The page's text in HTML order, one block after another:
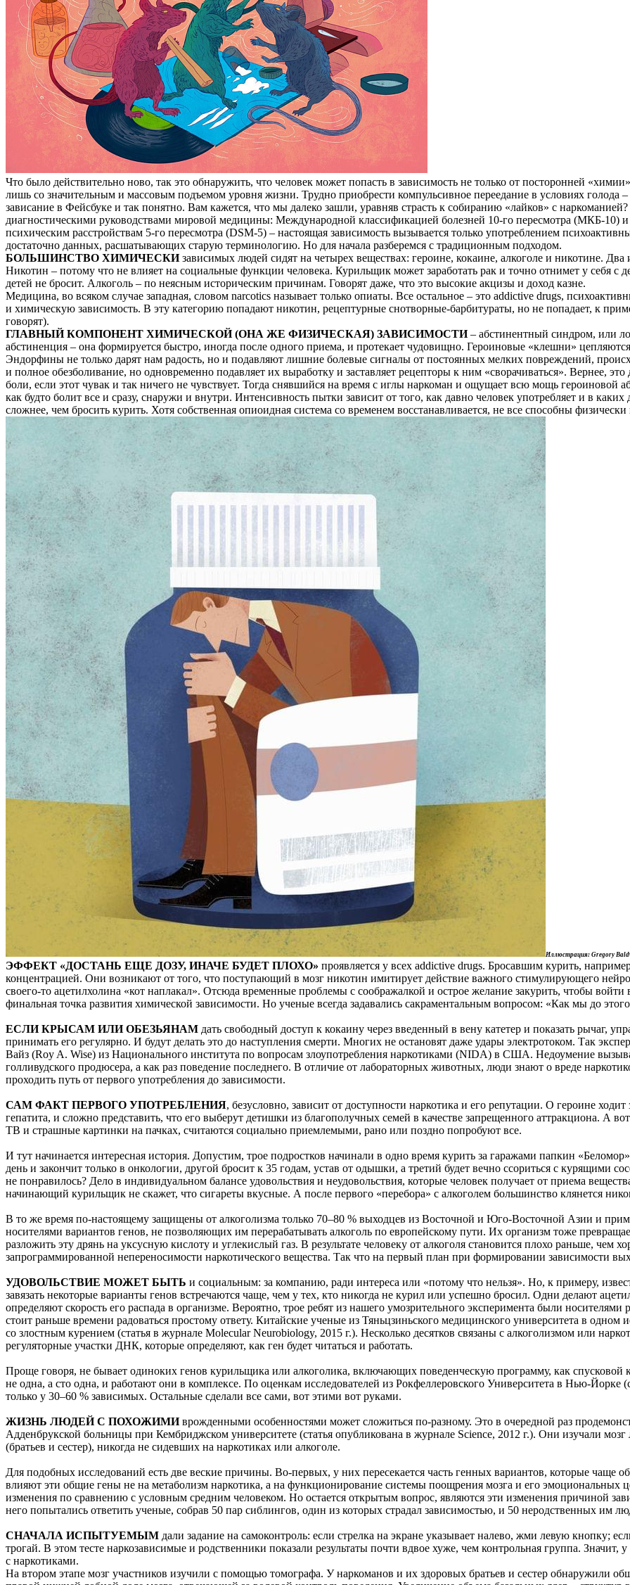
Что было действительно ново, так это обнаружить, что человек может попасть в зависимость не только от посторонней
лишь со значительным и массовым подъемом уровня жизни. Трудно приобрести компульсивное переедание в условиях
зависание в Фейсбуке и так понятно. Вам кажется, что мы далеко зашли, уравняв страсть к собиранию «лайков» с
диагностическими руководствами мировой медицины: Международной классификацией болезней 10-го пересмотра (МКБ-10)
психическим расстройствам 5-го пересмотра (DSM-5) – настоящая зависимость вызывается только употреблением
достаточно данных, расшатывающих старую терминологию. Но для начала разберемся с традиционным подходом.
БОЛЬШИНСТВО ХИМИЧЕСКИзависимых людей сидят на четырех веществах: героине, кокаине, алкоголе и никотине. Два
Никотин – потому что не влияет на социальные функции человека. Курильщик может заработать рак и точно отнимет у себя с
детей не бросит. Алкоголь – по неясным историческим причинам. Говорят даже, что это высокие акцизы и доход казне.
Медицина, во всяком случае западная, словом narcotics называет только опиаты. Все остальное – это addictive drugs,
и химическую зависимость. В эту категорию попадают никотин, рецептурные снотворные-барбитураты, но не попадает, к
говорят).
ГЛАВНЫЙ КОМПОНЕНТ ХИМИЧЕСКОЙ (ОНА ЖЕ ФИЗИЧЕСКАЯ) ЗАВИСИМОСТИ– абстинентный синдром, или
абстиненция – она формируется быстро, иногда после одного приема, и протекает чудовищно. Героиновые «клешни»
Эндорфины не только дарят нам радость, но и подавляют лишние болевые сигналы от постоянных мелких повреждений,
и полное обезболивание, но одновременно подавляет их выработку и заставляет рецепторы к ним «сворачиваться». Вернее,
боли, если этот чувак и так ничего не чувствует. Тогда снявшийся на время с иглы наркоман и ощущает всю мощь
как будто болит все и сразу, снаружи и внутри. Интенсивность пытки зависит от того, как давно человек употребляет и в
сложнее, чем бросить курить. Хотя собственная опиоидная система со временем восстанавливается, не все способны
Иллюстрация: Gregory
ЭФФЕКТ «ДОСТАНЬ ЕЩЕ ДОЗУ, ИНАЧЕ БУДЕТ ПЛОХО» проявляется у всех addictive drugs. Бросавшим курить,
концентрацией. Они возникают от того, что поступающий в мозг никотин имитирует действие важного стимулирующего
своего-то ацетилхолина «кот наплакал». Отсюда временные проблемы с соображалкой и острое желание закурить, чтобы
финальная точка развития химической зависимости. Но ученые всегда задавались сакраментальным вопросом: «Как мы до
ЕСЛИ КРЫСАМ ИЛИ ОБЕЗЬЯНАМ дать свободный доступ к кокаину через введенный в вену катетер и показать рычаг,
принимать его регулярно. И будут делать это до наступления смерти. Многих не остановят даже удары электротоком. Так
Вайз (Roy A. Wise) из Национального института по вопросам злоупотребления наркотиками (NIDA) в США. Недоумение
голливудского продюсера, а как раз поведение последнего. В отличие от лабораторных животных, люди знают о вреде
проходить путь от первого употребления до зависимости.
САМ ФАКТ ПЕРВОГО УПОТРЕБЛЕНИЯ, безусловно, зависит от доступности наркотика и его репутации. О героине
гепатита, и сложно представить, что его выберут детишки из благополучных семей в качестве запрещенного аттракциона. А
ТВ и страшные картинки на пачках, считаются социально приемлемыми, рано или поздно попробуют все.
И тут начинается интересная история. Допустим, трое подростков начинали в одно время курить за гаражами папкин
день и закончит только в онкологии, другой бросит к 35 годам, устав от одышки, а третий будет вечно ссориться с курящими
не понравилось? Дело в индивидуальном балансе удовольствия и неудовольствия, которые человек получает от приема
начинающий курильщик не скажет, что сигареты вкусные. А после первого «перебора» с алкоголем большинство клянется
В то же время по-настоящему защищены от алкоголизма только 70–80 % выходцев из Восточной и Юго-Восточной Азии и
носителями вариантов генов, не позволяющих им перерабатывать алкоголь по европейскому пути. Их организм тоже
разложить эту дрянь на уксусную кислоту и углекислый газ. В результате человеку от алкоголя становится плохо раньше, чем
запрограммированной непереносимости наркотического вещества. Так что на первый план при формировании зависимости
УДОВОЛЬСТВИЕ МОЖЕТ БЫТЬ и социальным: за компанию, ради интереса или «потому что нельзя». Но, к примеру,
завязать некоторые варианты генов встречаются чаще, чем у тех, кто никогда не курил или успешно бросил. Одни делают
определяют скорость его распада в организме. Вероятно, трое ребят из нашего умозрительного эксперимента были
стоит раньше времени радоваться простому ответу. Китайские ученые из Тяньцзиньского медицинского университета в
со злостным курением (статья в журнале Molecular Neurobiology, 2015 г.). Несколько десятков связаны с алкоголизмом или
регуляторные участки ДНК, которые определяют, как ген будет читаться и работать.
Проще говоря, не бывает одиноких генов курильщика или алкоголика, включающих поведенческую программу, как спусковой
не одна, а сто одна, и работают они в комплексе. По оценкам исследователей из Рокфеллеровского Университета в Нью-Йорке
только у 30–60 % зависимых. Остальные сделали все сами, вот этими вот руками.
ЖИЗНЬ ЛЮДЕЙ С ПОХОЖИМИврожденными особенностями может сложиться по-разному. Это в очередной раз
Адденбрукской больницы при Кембриджском университете (статья опубликована в журнале Science, 2012 г.). Они изучали
(братьев и сестер), никогда не сидевших на наркотиках или алкоголе.
Для подобных исследований есть две веские причины. Во-первых, у них пересекается часть генных вариантов, которые чаще
влияют эти общие гены не на метаболизм наркотика, а на функционирование системы поощрения мозга и его эмоциональных
изменения по сравнению с условным средним человеком. Но остается открытым вопрос, являются эти изменения причиной
него попытались ответить ученые, собрав 50 пар сиблингов, один из которых страдал зависимостью, и 50 неродственных им
СНАЧАЛА ИСПЫТУЕМЫМ дали задание на самоконтроль: если стрелка на экране указывает налево, жми левую кнопку;
трогай. В этом тесте наркозависимые и родственники показали результаты почти вдвое хуже, чем контрольная группа.
с наркотиками.
На втором этапе мозг участников изучили с помощью томографа. У наркоманов и их здоровых братьев и сестер обнаружили